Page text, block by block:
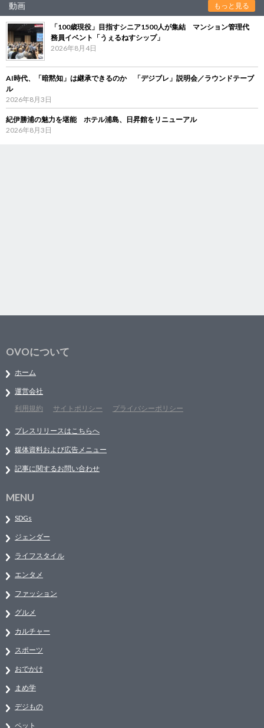
動画 もっと見る
「100歳現役」目指すシニア1500人が集結 マンション管理代
務員イベント「うぇるねすシップ」
2026年8月4日
AI時代、「暗黙知」は継承できるのか 「デジブレ」説明会／ラウンドテーブ
ル
2026年8月3日
紀伊勝浦の魅力を堪能 ホテル浦島、日昇館をリニューアル
2026年8月3日
OVOについて
ホーム
運営会社
利用規約
サイトポリシー プライバシーポリシー
プレスリリースはこちらへ
媒体資料および広告メニュー
記事に関するお問い合わせ
MENU
SDGs
ジェンダー
ライフスタイル
エンタメ
ファッション
グルメ
カルチャー
スポーツ
おでかけ
まめ学
デジもの
ペット